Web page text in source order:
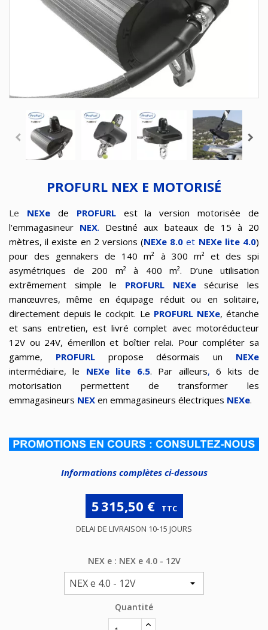
PROFURL NEX E MOTORISÉ
Le NEXe de PROFURL
est la version motorisée de
l'emmagasineur NEX. Destiné aux bateaux de 15 à 20
mètres, il existe en 2 versions (NEXe 8.0 et NEXe lite 4.0)
pour des gennakers de 140 m² à 300 m² et des spi
asymétriques de 200 m² à 400 m². D’une utilisation
extrêmement simple le
PROFURL NEXesécurise les
manœuvres, même en équipage réduit ou en solitaire,
directement depuis le cockpit. Le PROFURL NEXe, étanche
et sans entretien, est livré complet avec motoréducteur
12V ou 24V, émerillon et boîtier relai. Pour compléter sa
gamme, PROFURL propose désormais un
NEXe
intermédiaire, le
NEXe lite 6.5. Par ailleurs,6 kits de
motorisation permettent de transformer les
emmagasineurs NEX en emmagasineurs électriques NEXe.
Informations complètes ci-dessous
5 315,50 €
TTC
DELAI DE LIVRAISON 10-15 JOURS
NEX e : NEX e 4.0 - 12V
Quantité